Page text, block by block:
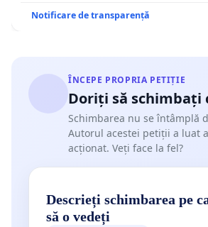
Notificare de transparență
ÎNCEPE PROPRIA PETIȚIE
Doriți să schimbați
Schimbarea nu se întâmplă
Autorul acestei petiții a luat
acționat. Veți face la fel?
Descrieți schimbarea pe
să o vedeți